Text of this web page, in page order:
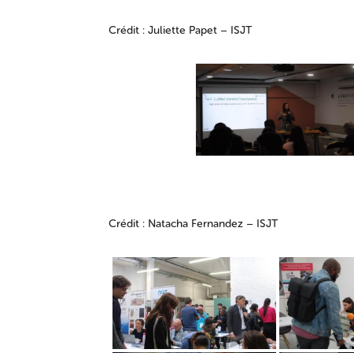
Crédit : Juliette Papet – ISJT
Crédit : Natacha Fernandez – ISJT